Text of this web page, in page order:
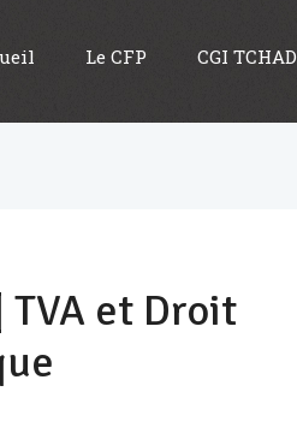
Le CFP CGI TCHAD
TVA et Droit